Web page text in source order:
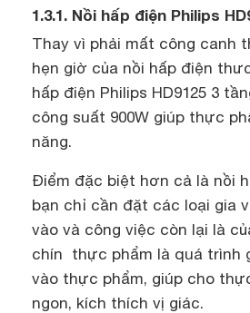
1.3.1. Nồi hấp điện Philips
Thay vì phải mất công canh
hẹn giờ của nồi hấp điện
hấp điện Philips HD9125 3
công suất 900W giúp thực
năng.
Điểm đặc biệt hơn cả là nồi
bạn chỉ cần đặt các loại gia
vào và công việc còn lại là
chín thực phẩm là quá trình
vào thực phẩm, giúp cho
ngon, kích thích vị giác.